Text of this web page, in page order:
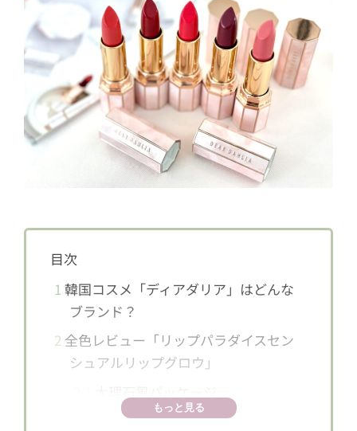
目次
1 韓国コスメ「ディアダリア」はどんな
ブランド？
2 全色レビュー「リップパラダイスセン
シュアルリップグロウ」
G101 ダイアナ
もっと見る